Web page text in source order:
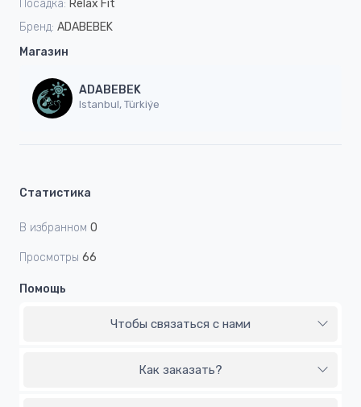
Посадка: Relax Fit
Бренд: ADABEBEK
Магазин
ADABEBEK
Istanbul, Türkiýe
Статистика
В избранном 0
Просмотры 66
Помощь
Чтобы связаться с нами
Как заказать?